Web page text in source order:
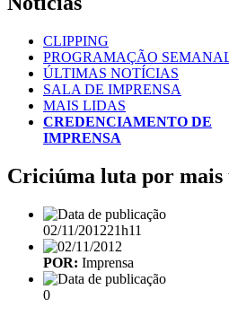
CLIPPING
PROGRAMAÇÃO
ÚLTIMAS NOTÍCIAS
SALA DE IMPRENSA
MAIS LIDAS
CREDENCIAMENTO DE
IMPRENSA
Criciúma luta por
02/11/201221h11
POR: Imprensa
0